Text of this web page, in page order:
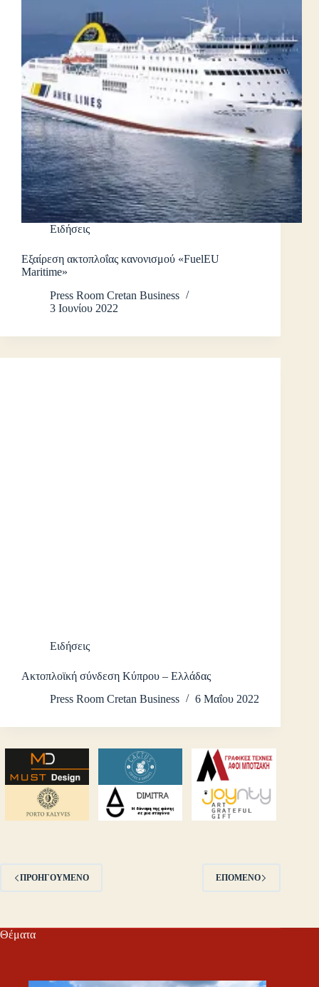
Ειδήσεις
Εξαίρεση ακτοπλοΐας κανονισμού «FuelEU
Maritime»
Press Room Cretan Business
3 Ιουνίου 2022
Ειδήσεις
Ακτοπλοϊκή σύνδεση Κύπρου – Ελλάδας
Press Room Cretan Business
6 Μαΐου 2022
ΠΡΟΗΓΟΎΜΕΝΟ ΕΠΌΜΕΝΟ
Θέματα